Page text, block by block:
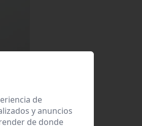
de
y anuncios
de donde